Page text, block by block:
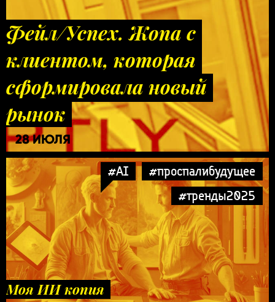
Фейл/Успех. Жопа с
клиентом, которая
сформировала новый
рынок
28 ИЮЛЯ
#AI
#проспалибудущее
#тренды2025
Моя ИИ копия